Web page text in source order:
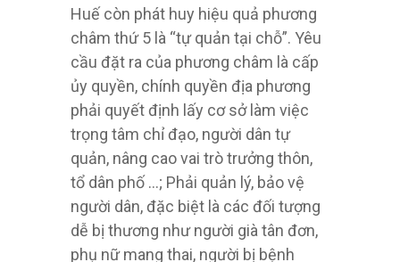
Huế còn phát huy hiệu quả phương
châm thứ 5 là “tự quản tại chỗ”. Yêu
cầu đặt ra của phương châm là cấp
ủy quyền, chính quyền địa phương
phải quyết định lấy cơ sở làm việc
trọng tâm chỉ đạo, người dân tự
quản, nâng cao vai trò trưởng thôn,
tổ dân phố …; Phải quản lý, bảo vệ
người dân, đặc biệt là các đối tượng
dễ bị thương như người già tân đơn,
phụ nữ mang thai, người bị bệnh